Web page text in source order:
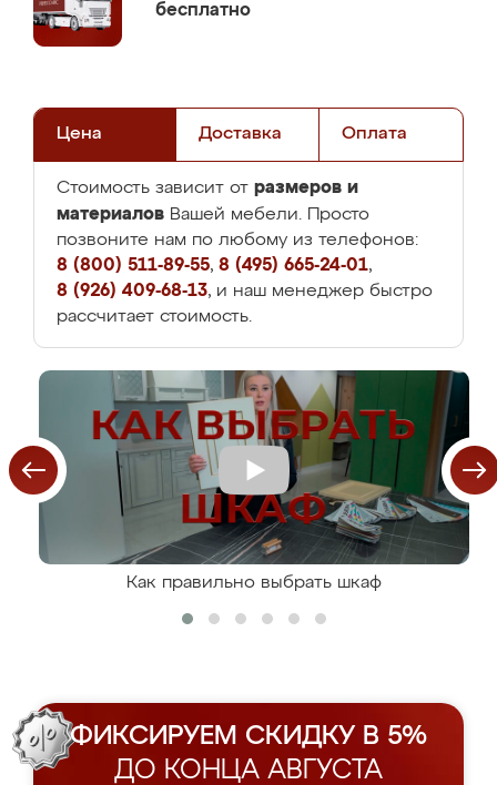
бесплатно
Цена Доставка Оплата
Стоимость зависит от размеров и
материалов Вашей мебели. Просто
позвоните нам по любому из телефонов:
8 (800) 511-89-55, 8 (495) 665-24-01,
8 (926) 409-68-13, и наш менеджер быстро
рассчитает стоимость.
Как правильно выбрать шкаф
ФИКСИРУЕМ СКИДКУ В 5%
ДО КОНЦА АВГУСТА